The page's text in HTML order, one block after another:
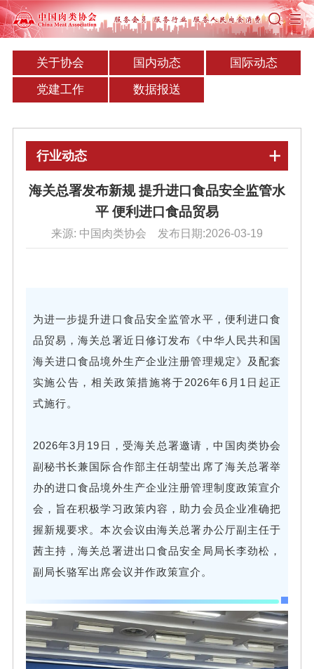
关于协会 国内动态 国际动态
党建工作 数据报送
行业动态
海关总署发布新规 提升进口食品安全监管水
平 便利进口食品贸易
来源: 中国肉类协会 发布日期:2026-03-19
为进一步提升进口食品安全监管水平，便利进口食
品贸易，海关总署近日修订发布《中华人民共和国
海关进口食品境外生产企业注册管理规定》及配套
实施公告，相关政策措施将于2026年6月1日起正
式施行。
2026年3月19日，受海关总署邀请，中国肉类协会
副秘书长兼国际合作部主任胡莹出席了海关总署举
办的进口食品境外生产企业注册管理制度政策宣介
会，旨在积极学习政策内容，助力会员企业准确把
握新规要求。本次会议由海关总署办公厅副主任于
茜主持，海关总署进出口食品安全局局长李劲松，
副局长骆军出席会议并作政策宣介。